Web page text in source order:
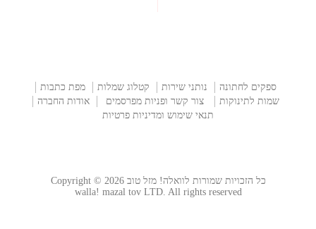
ספקים לחתונה נותני שירות קטלוג שמלות
מפת כתבות
שמות לתינוקות
צור קשר ופניות מפרסמים
אודות החברה
תנאי שימוש ומדיניות פרטיות
כל הזכויות שמורות לוואלה! מזל טוב Copyright © 2026
walla! mazal tov LTD. All rights reserved